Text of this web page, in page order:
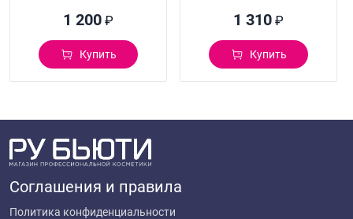
1 200 ₽
Купить
1 310 ₽
Купить
Соглашения и правила
Политика конфиденциальности